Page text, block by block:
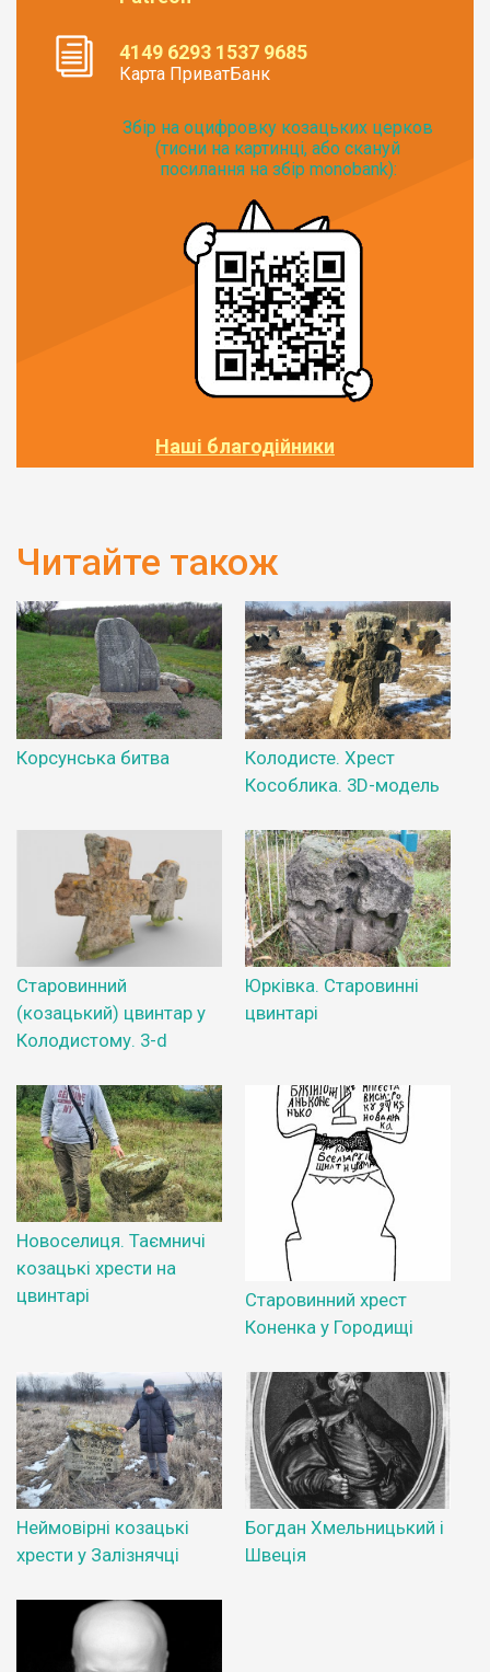
4149 6293 1537 9685
Карта ПриватБанк
Збір на оцифровку козацьких церков
(тисни на картинці, або скануй
посилання на збір monobank):
Наші благодійники
Читайте також
Корсунська битва
Колодисте. Хрест
Кособлика. 3D-модель
Старовинний
(козацький) цвинтар у
Колодистому. 3-d
Юрківка. Старовинні
цвинтарі
Новоселиця. Таємничі
козацькі хрести на
цвинтарі
Старовинний хрест
Коненка у Городищі
Неймовірні козацькі
хрести у Залізнячці
Богдан Хмельницький і
Швеція